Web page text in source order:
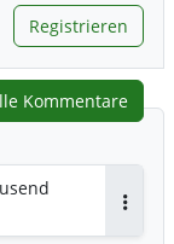
Registrieren
Kommentare